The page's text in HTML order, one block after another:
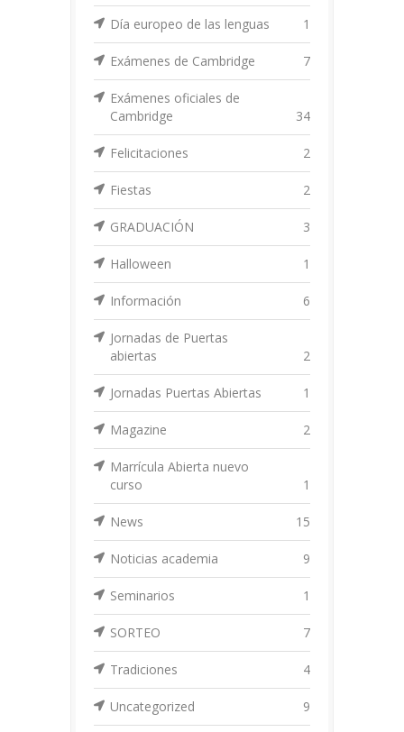
Día europeo de las lenguas 1
Exámenes de Cambridge 7
Exámenes oficiales de
Cambridge
34
Felicitaciones 2
Fiestas 2
GRADUACIÓN 3
Halloween 1
Información 6
Jornadas de Puertas
abiertas
2
Jornadas Puertas Abiertas 1
Magazine 2
Marrícula Abierta nuevo
curso
1
News 15
Noticias academia 9
Seminarios 1
SORTEO 7
Tradiciones 4
Uncategorized 9